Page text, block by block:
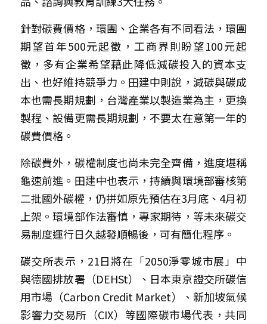
針對碳費價格，環團、企業各有不同看法，環團
期望首年500元起徵，工商界則盼望100元起
徵，多有企業希望藉此降低減碳投入的資本支
出、也好維持競爭力。田建中則說，減碳與碳成
本也需長期規劃，台灣產業以製造業為主，更換
製程、設備更需長期規劃，不要太在意第一年的
碳費價格。
除碳費外，碳權制度也尚未完全齊備，進度堪稱
龜速前進。田建中也表示，持續與環境部審核第
二批國外碳權，仍拼如原先預估在3月底、4月初
上架。環境部作法審慎，專家期待，等未來碳交
易制度運行日久越發順暢後，可有簡化程序。
碳交所表示，21日將在「2050淨零城市展」中
與德國排放署（DEHSt）、日本東京證交所碳信
用市場（Carbon Credit Market）、新加坡氣候
影響力交易所（CIX）等國際碳市場代表，共同